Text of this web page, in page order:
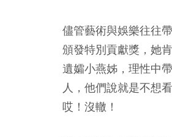
儘管藝術與娛樂往往
頒發特別貢獻獎，她
遺孀小燕姊，理性中
人，他們說就是不想
哎！沒轍！